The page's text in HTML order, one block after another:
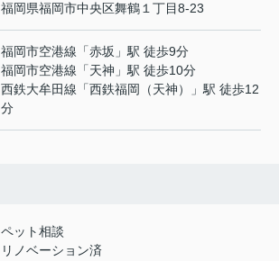
福岡県福岡市中央区舞鶴１丁目8-23
福岡市空港線 「赤坂 」駅 徒歩9分
福岡市空港線 「天神 」駅 徒歩10分
西鉄大牟田線 「西鉄福岡（天神）
」駅 徒歩12
分
ペット相談
リノベーション済